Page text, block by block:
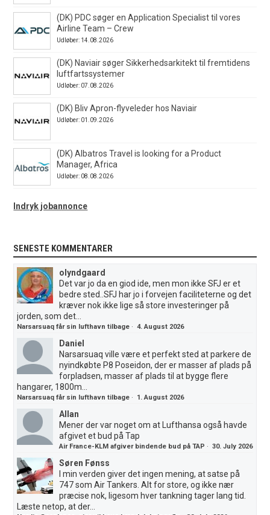
(DK) PDC søger en Application Specialist til vores
Airline Team – Crew
Udløber: 14.08.2026
(DK) Naviair søger Sikkerhedsarkitekt til fremtidens
luftfartssystemer
Udløber: 07.08.2026
(DK) Bliv Apron-flyveleder hos Naviair
Udløber: 01.09.2026
(DK) Albatros Travel is looking for a Product
Manager, Africa
Udløber: 08.08.2026
Indryk jobannonce
SENESTE KOMMENTARER
olyndgaard
Det var jo da en giod ide, men mon ikke SFJ er et
bedre sted..SFJ har jo i forvejen faciliteterne og det
kræver nok ikke lige så store investeringer på
jorden, som det...
Narsarsuaq får sin lufthavn tilbage ·4. August 2026
Daniel
Narsarsuaq ville være et perfekt sted at parkere de
nyindkøbte P8 Poseidon, der er masser af plads på
forpladsen, masser af plads til at bygge flere
hangarer, 1800m...
Narsarsuaq får sin lufthavn tilbage · 1. August 2026
Allan
Mener der var noget om at Lufthansa også havde
afgivet et bud på Tap
Air France-KLM afgiver bindende bud på TAP ·30. July 2026
Søren Fønss
I min verden giver det ingen mening, at satse på
747 som Air Tankers. Alt for store, og ikke nær
præcise nok, ligesom hver tankning tager lang tid.
Læste netop, at der...